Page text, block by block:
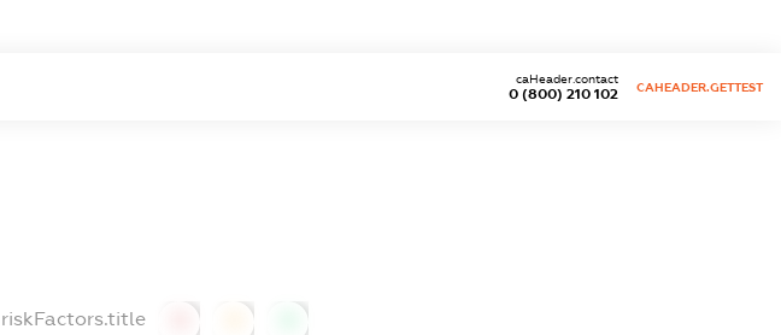
0 (800) 210 102
caHeader.contact
CAHEADER.GETTEST
riskFactors.title